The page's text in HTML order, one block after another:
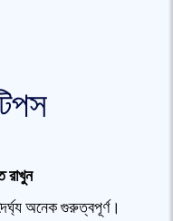
রাখুন
অনেক গুরুত্বপূর্ণ।